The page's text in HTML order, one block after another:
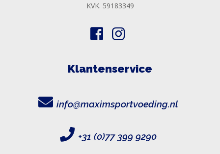
KVK. 59183349
Klantenservice
info@maximsportvoeding.nl
+31 (0)77 399 9290